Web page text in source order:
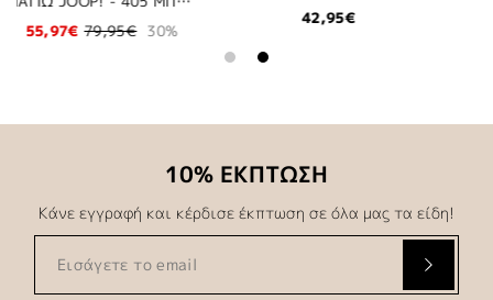
10% ΕΚΠΤΩΣΗ
Κάνε εγγραφή και κέρδισε έκπτωση σε όλα μας τα είδη!